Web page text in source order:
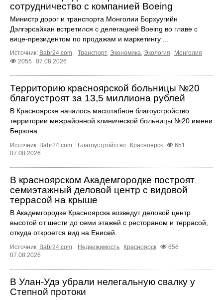
сотрудничество с компанией Boeing
Министр дорог и транспорта Монголии Борхуугийн
Дэлгэрсайхан встретился с делегацией Boeing во главе с
вице-президентом по продажам и маркетингу ...
Источник: Babr24.com Транспорт, Экономика Экология
Монголия
2055
07.08.2026
Территорию красноярской больницы №20
благоустроят за 13,5 миллиона рублей
В Красноярске началось масштабное благоустройство
территории межрайонной клинической больницы №20 имени
Берзона.
Источник: Babr24.com. Благоустройство Красноярск
651
07.08.2026
В красноярском Академгородке построят
семиэтажный деловой центр с видовой
террасой на крыше
В Академгородке Красноярска возведут деловой центр
высотой от шести до семи этажей с рестораном и террасой,
откуда откроется вид на Енисей.
Источник: Babr24.com. Недвижимость Красноярск
656
07.08.2026
В Улан-Удэ убрали нелегальную свалку у
Степной протоки